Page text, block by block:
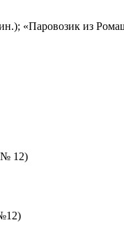
«Паровозик из
№ 12)